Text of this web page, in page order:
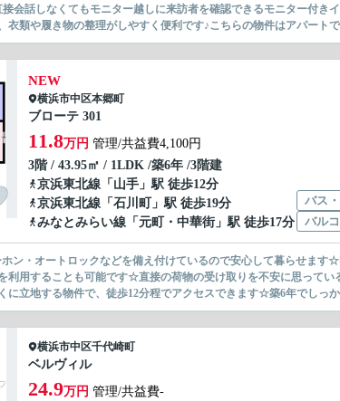
会話しなくてもモニター越しに来訪者を確認できるモニター付き
衣類や履き物の整理がしやすく便利です♪こちらの物件はアパート
NEW
横浜市中区本郷町
ブローテ 301
11.8万円 管理/共益費4,100円
3階 / 43.95㎡ / 1LDK /築6年 /3階建
京浜東北線 「 山手 」駅 徒歩12分
京浜東北線 「 石川町
」駅 徒歩19分
みなとみらい線 「 元町・中華街」駅 徒歩17分
バス
バル
ン・オートロックなどを備え付けているので安心して暮らせます
利用することも可能です☆直接の荷物の受け取りを不安に思って
立地する物件で、徒歩12分程でアクセスできます☆築6年でしっ
横浜市中区千代崎町
ベルヴィル
24.9万円 管理/共益費-